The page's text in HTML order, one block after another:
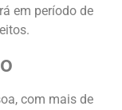
em período de
com mais de